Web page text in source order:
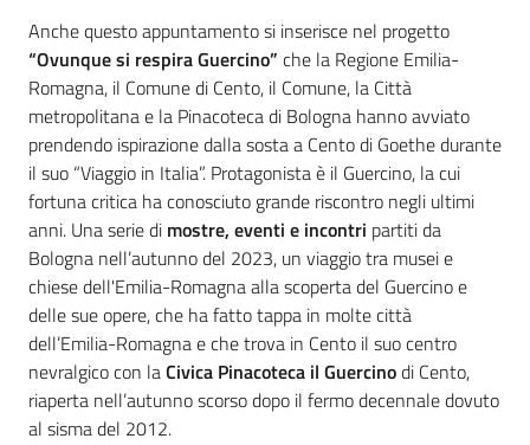
Anche questo appuntamento si inserisce nel progetto
“Ovunque si respira Guercino” che la Regione Emilia-
Romagna, il Comune di Cento, il Comune, la Città
metropolitana e la Pinacoteca di Bologna hanno avviato
prendendo ispirazione dalla sosta a Cento di Goethe durante
il suo “Viaggio in Italia”. Protagonista è il Guercino, la cui
fortuna critica ha conosciuto grande riscontro negli ultimi
anni. Una serie di mostre, eventi e incontri partiti da
Bologna nell’autunno del 2023, un viaggio tra musei e
chiese dell'Emilia-Romagna alla scoperta del Guercino e
delle sue opere, che ha fatto tappa in molte città
dell’Emilia-Romagna e che trova in Cento il suo centro
nevralgico con laCivica Pinacoteca il Guercinodi Cento,
riaperta nell’autunno scorso dopo il fermo decennale dovuto
al sisma del 2012.